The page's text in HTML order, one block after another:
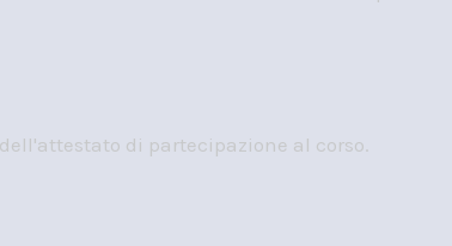
di partecipazione al corso.